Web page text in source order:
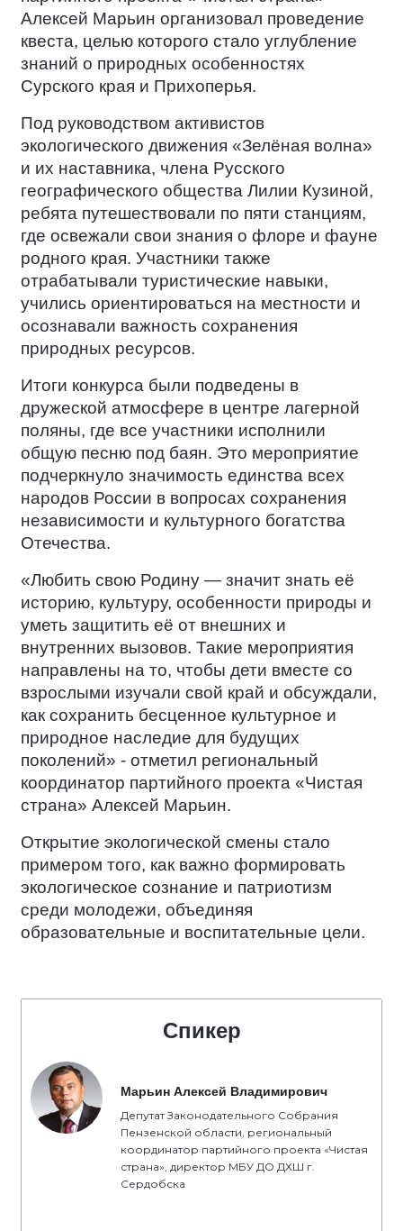
Алексей Марьин организовал проведение
квеста, целью которого стало углубление
знаний о природных особенностях
Сурского края и Прихоперья.
Под руководством активистов
экологического движения «Зелёная волна»
и их наставника, члена Русского
географического общества Лилии Кузиной,
ребята путешествовали по пяти станциям,
где освежали свои знания о флоре и фауне
родного края. Участники также
отрабатывали туристические навыки,
учились ориентироваться на местности и
осознавали важность сохранения
природных ресурсов.
Итоги конкурса были подведены в
дружеской атмосфере в центре лагерной
поляны, где все участники исполнили
общую песню под баян. Это мероприятие
подчеркнуло значимость единства всех
народов России в вопросах сохранения
независимости и культурного богатства
Отечества.
«Любить свою Родину — значит знать её
историю, культуру, особенности природы и
уметь защитить её от внешних и
внутренних вызовов. Такие мероприятия
направлены на то, чтобы дети вместе со
взрослыми изучали свой край и обсуждали,
как сохранить бесценное культурное и
природное наследие для будущих
поколений» - отметил региональный
координатор партийного проекта «Чистая
страна» Алексей Марьин.
Открытие экологической смены стало
примером того, как важно формировать
экологическое сознание и патриотизм
среди молодежи, объединяя
образовательные и воспитательные цели.
Спикер
Марьин Алексей Владимирович
Депутат Законодательного Собрания
Пензенской области, региональный
координатор партийного проекта «Чистая
страна», директор МБУ ДО ДХШ г.
Сердобска